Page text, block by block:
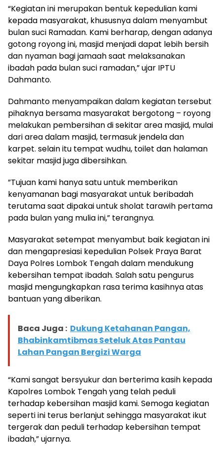
“Kegiatan ini merupakan bentuk kepedulian kami
kepada masyarakat, khususnya dalam menyambut
bulan suci Ramadan. Kami berharap, dengan adanya
gotong royong ini, masjid menjadi dapat lebih bersih
dan nyaman bagi jamaah saat melaksanakan
ibadah pada bulan suci ramadan,” ujar IPTU
Dahmanto.
Dahmanto menyampaikan dalam kegiatan tersebut
pihaknya bersama masyarakat bergotong – royong
melakukan pembersihan di sekitar area masjid, mulai
dari area dalam masjid, termasuk jendela dan
karpet. selain itu tempat wudhu, toilet dan halaman
sekitar masjid juga dibersihkan.
”Tujuan kami hanya satu untuk memberikan
kenyamanan bagi masyarakat untuk beribadah
terutama saat dipakai untuk sholat tarawih pertama
pada bulan yang mulia ini,” terangnya.
Masyarakat setempat menyambut baik kegiatan ini
dan mengapresiasi kepedulian Polsek Praya Barat
Daya Polres Lombok Tengah dalam mendukung
kebersihan tempat ibadah. Salah satu pengurus
masjid mengungkapkan rasa terima kasihnya atas
bantuan yang diberikan.
Baca Juga : Dukung Ketahanan Pangan,
Bhabinkamtibmas Seteluk Atas Pantau
Lahan Pangan Bergizi Warga
“Kami sangat bersyukur dan berterima kasih kepada
Kapolres Lombok Tengah yang telah peduli
terhadap kebersihan masjid kami. Semoga kegiatan
seperti ini terus berlanjut sehingga masyarakat ikut
tergerak dan peduli terhadap kebersihan tempat
ibadah,” ujarnya.